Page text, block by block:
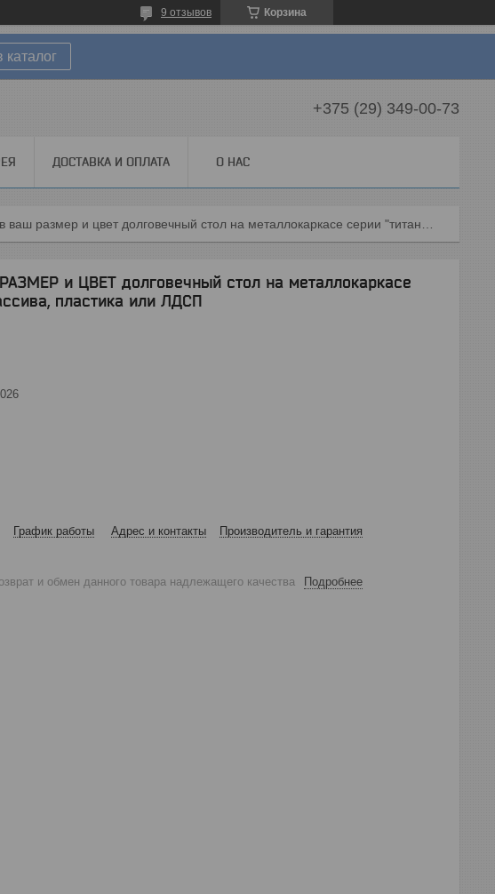
Корзина
9 отзывов
каталог
+375 (29) 349-00-73
ДОСТАВКА И ОПЛАТА О НАС
и ЦВЕТ долговечный стол на металлокаркасе
пластика или ЛДСП
График работы Адрес и контакты Производитель и гарантия
и обмен данного товара надлежащего качества Подробнее